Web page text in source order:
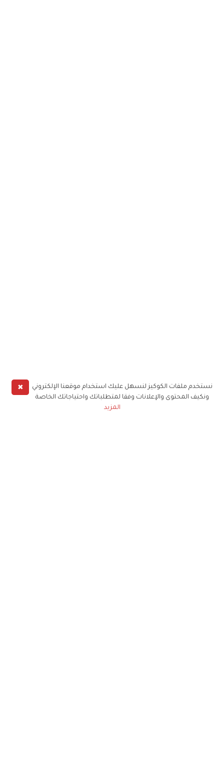
✖
نستخدم ملفات الكوكيز لنسهل عليك استخدام موقعنا الإلكتروني
ونكيف المحتوى والإعلانات وفقا لمتطلباتك واحتياجاتك الخاصة
المزيد